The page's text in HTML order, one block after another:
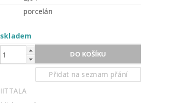
porcelán
skladem
Přidat na seznam přání
IITTALA